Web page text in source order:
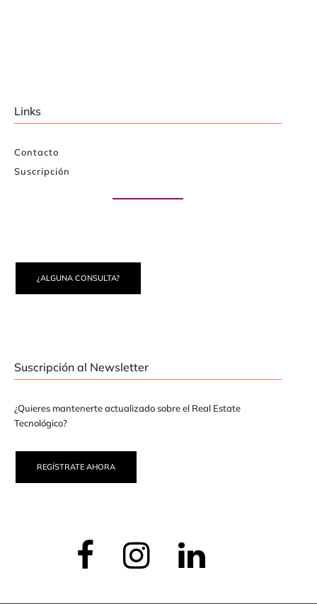
Links
Contacto
Suscripción
¿ALGUNA CONSULTA?
Suscripción al Newsletter
¿Quieres mantenerte actualizado sobre el Real Estate
Tecnológico?
REGÍSTRATE AHORA